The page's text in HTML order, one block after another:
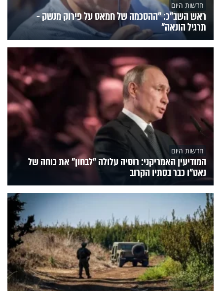
חדשות היום
ראש השב"כ: "ההסכמה של חמאס על פירוק מנשק -
תרגיל הונאה"
חדשות היום
המודיעין האמריקני: רוסיה עלולה "לבחון" את כוחה של
נאט"ו כבר בסתיו הקרוב